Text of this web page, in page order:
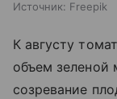
Источник: Freepik
К августу
объем зеленой
созревание